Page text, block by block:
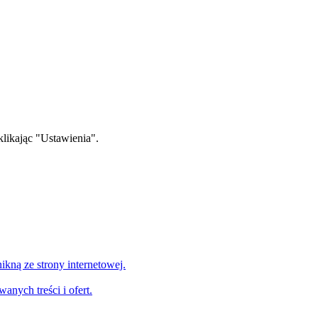
"Ustawienia".
ze strony internetowej.
treści i ofert.